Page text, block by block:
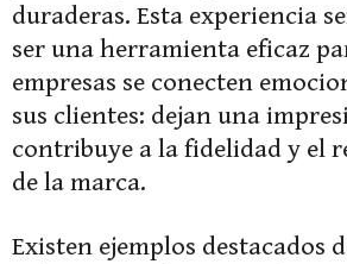
duraderas. Esta experiencia
ser una herramienta eficaz
empresas se conecten
sus clientes: dejan una
contribuye a la fidelidad y el
de la marca.
Existen ejemplos destacados